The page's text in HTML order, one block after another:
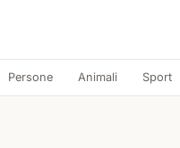
Persone Animali Sport